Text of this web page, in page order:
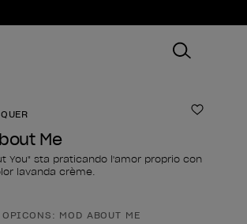
Me
You" sta praticando l'amor proprio con
lavanda crème.
prodottoMOD ABOUT ME